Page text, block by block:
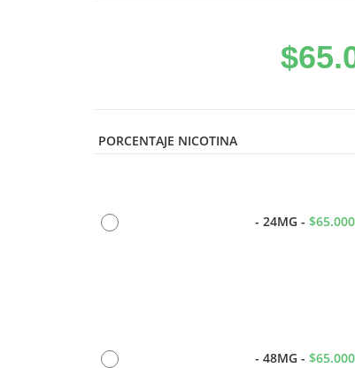
$
PORCENTAJE NICOTINA
- 24MG - $65.000
- 48MG - $65.000